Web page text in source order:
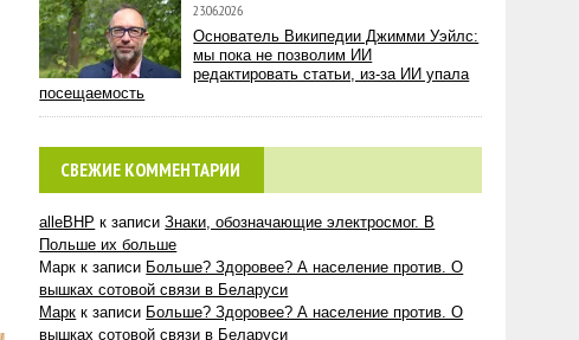
23.06.2026
Основатель Википедии Джимми Уэйлс:
мы пока не позволим ИИ
редактировать статьи, из-за ИИ упала
посещаемость
СВЕЖИЕ КОММЕНТАРИИ
alleBHP к записиЗнаки, обозначающие электросмог. В
Польше их больше
Марк к записи Больше? Здоровее? А население против. О
вышках сотовой связи в Беларуси
Марк к записи Больше? Здоровее? А население против. О
вышках сотовой связи в Беларуси